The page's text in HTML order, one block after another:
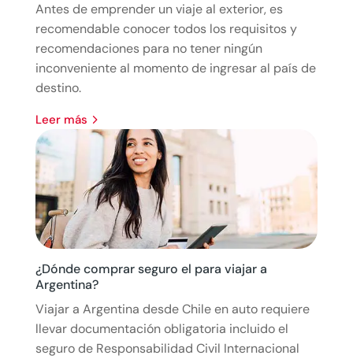
Antes de emprender un viaje al exterior, es
recomendable conocer todos los requisitos y
recomendaciones para no tener ningún
inconveniente al momento de ingresar al país de
destino.
leer más
¿Dónde comprar seguro el para viajar a
Argentina?
Viajar a Argentina desde Chile en auto requiere
llevar documentación obligatoria incluido el
seguro de Responsabilidad Civil Internacional